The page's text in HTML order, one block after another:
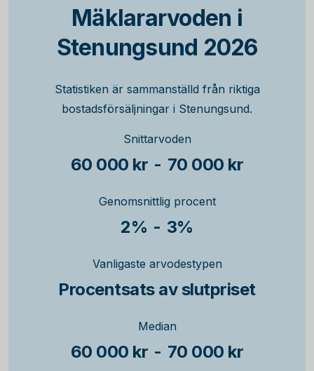
Mäklararvoden i
Stenungsund 2026
Statistiken är sammanställd från riktiga
bostadsförsäljningar i Stenungsund.
Snittarvoden
60 000 kr - 70 000 kr
Genomsnittlig procent
2% - 3%
Vanligaste arvodestypen
Procentsats av slutpriset
Median
60 000 kr - 70 000 kr